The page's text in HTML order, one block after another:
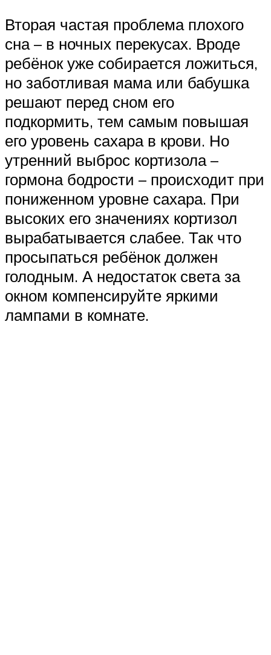
Вторая частая проблема плохого
сна – в ночных перекусах. Вроде
ребёнок уже собирается ложиться,
но заботливая мама или бабушка
решают перед сном его
подкормить, тем самым повышая
его уровень сахара в крови. Но
утренний выброс кортизола –
гормона бодрости – происходит при
пониженном уровне сахара. При
высоких его значениях кортизол
вырабатывается слабее. Так что
просыпаться ребёнок должен
голодным. А недостаток света за
окном компенсируйте яркими
лампами в комнате.